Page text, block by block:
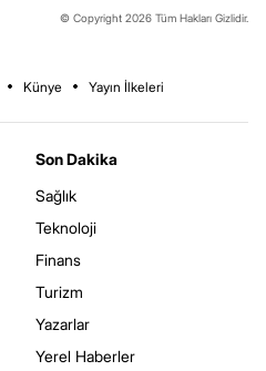
© Copyright 2026 Tüm Hakları Gizlidir.
Künye Yayın İlkeleri
Son Dakika
Sağlık
Teknoloji
Finans
Turizm
Yazarlar
Yerel Haberler